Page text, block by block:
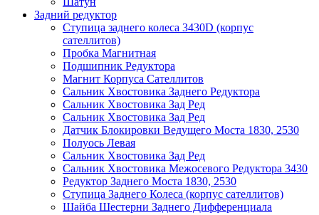
Задний редуктор
Ступица заднего колеса 3430D (корпус
сателлитов)
Пробка Магнитная
Подшипник Редуктора
Магнит Корпуса Сателлитов
Сальник Хвостовика Заднего Редуктора
Сальник Хвостовика Зад Ред
Сальник Хвостовика Зад Ред
Датчик Блокировки Ведущего Моста 1830, 2530
Полуось Левая
Сальник Хвостовика Зад Ред
Сальник Хвостовика Межосевого Редуктора 3430
Редуктор Заднего Моста 1830, 2530
Ступица Заднего Колеса (корпус сателлитов)
Шайба Шестерни Заднего Дифференциала